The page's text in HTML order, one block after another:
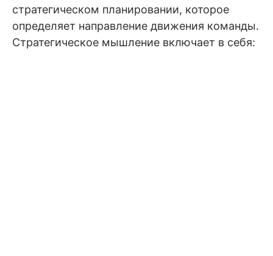
стратегическом планировании, которое
определяет направление движения команды.
Стратегическое мышление включает в себя: